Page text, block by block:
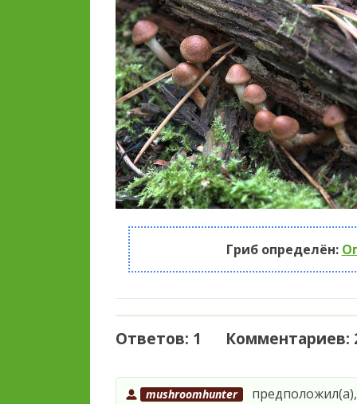
Гриб определён:
Ответов: 1 Комментариев:
mushroomhunter